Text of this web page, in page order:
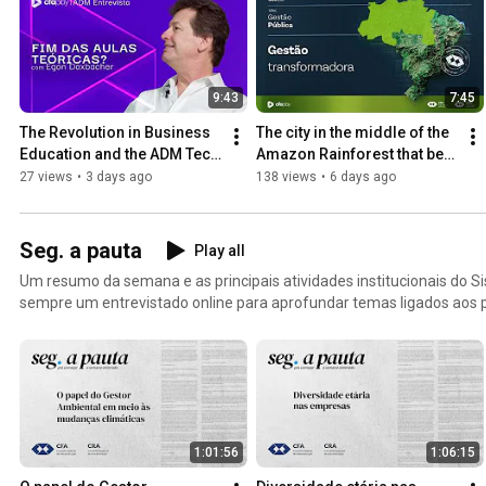
9:43
The Revolution in Business
Education and the ADM Tech
Model
27 views • 3 days ago
7:45
The city in the middle of the
Amazon Rainforest that bet
on professional
...
138 views • 6 days ago
Seg. a pauta
Play all
Um resumo da semana e as principais atividades institucionais do
sempre um entrevistado online para aprofundar temas ligados aos
1:01:56 1:06:15